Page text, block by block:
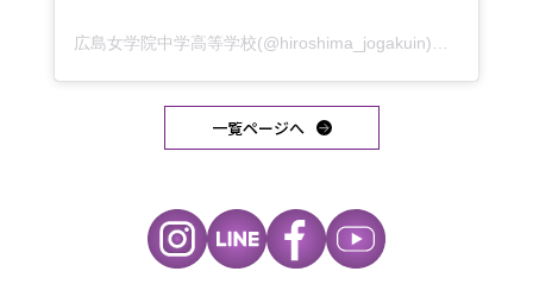
広島女学院中学高等学校(@hiroshima_jogakuin)がシェアした投稿
一覧ページへ